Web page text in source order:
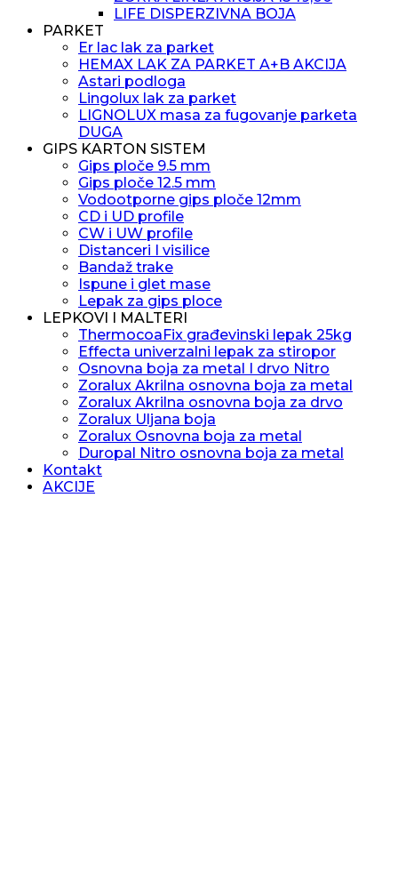
LIFE DISPERZIVNA BOJA
PARKET
Er lac lak za parket
HEMAX LAK ZA PARKET A+B AKCIJA
Astari podloga
Lingolux lak za parket
LIGNOLUX masa za fugovanje parketa
DUGA
GIPS KARTON SISTEM
Gips ploče 9.5 mm
Gips ploče 12.5 mm
Vodootporne gips ploče 12mm
CD i UD profile
CW i UW profile
Distanceri I visilice
Bandaž trake
Ispune i glet mase
Lepak za gips ploce
LEPKOVI I MALTERI
ThermocoaFix građevinski lepak 25kg
Effecta univerzalni lepak za stiropor
Osnovna boja za metal I drvo Nitro
Zoralux Akrilna osnovna boja za metal
Zoralux Akrilna osnovna boja za drvo
Zoralux Uljana boja
Zoralux Osnovna boja za metal
Duropal Nitro osnovna boja za metal
Kontakt
AKCIJE